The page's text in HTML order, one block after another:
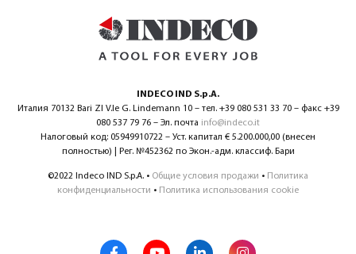
INDECO IND S.p.A.
Италия 70132 Bari ZI V.le G. Lindemann 10 – тел. +39 080 531 33 70 – факс +39
080 537 79 76 – Эл. почта info@indeco.it
Налоговый код: 05949910722 – Уст. капитал € 5.200.000,00 (внесен
полностью) | Рег. №452362 по Экон.-адм. классиф. Бари
©2022 Indeco IND S.p.A. • Общие условия продажи • Политика
конфиденциальности • Политика использования cookie